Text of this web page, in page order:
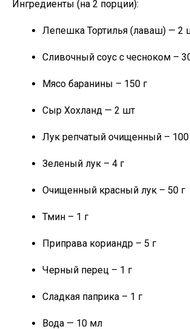
Ингредиенты (на 2 порции):
Лепешка Тортилья (лаваш) — 2
Сливочный соус с чесноком –
Мясо баранины – 150 г
Сыр Хохланд — 2 шт
Лук репчатый очищенный – 100
Зеленый лук – 4 г
Очищенный красный лук – 50 г
Тмин – 1 г
Приправа кориандр – 5 г
Черный перец – 1 г
Сладкая паприка – 1 г
Вода — 10 мл